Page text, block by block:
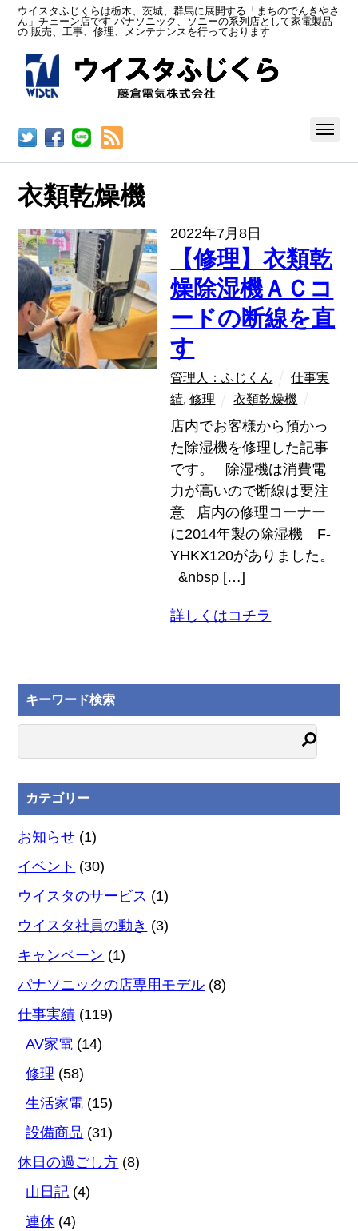
ウイスタふじくらは栃木、茨城、群馬に展開する「まちのでんきやさ
ん」チェーン店です パナソニック、ソニーの系列店として家電製品
の 販売、工事、修理、メンテナンスを行っております
衣類乾燥機
2022年7月8日
【修理】衣類乾
燥除湿機ＡＣコ
ードの断線を直
す
管理人：ふじくん
仕事実
績,修理 衣類乾燥機
店内でお客様から預かっ
た除湿機を修理した記事
です。 除湿機は消費電
力が高いので断線は要注
意 店内の修理コーナー
に2014年製の除湿機 F-
YHKX120がありました。
&nbsp […]
詳しくはコチラ
キーワード検索
カテゴリー
お知らせ (1)
イベント (30)
ウイスタのサービス (1)
ウイスタ社員の動き (3)
キャンペーン (1)
パナソニックの店専用モデル (8)
仕事実績 (119)
AV家電 (14)
修理 (58)
生活家電 (15)
設備商品 (31)
休日の過ごし方 (8)
山日記 (4)
連休 (4)